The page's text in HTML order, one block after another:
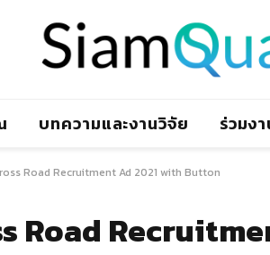
บทความและงานวิจัย ร่วมง
Road Recruitment Ad 2021 with Button
Road